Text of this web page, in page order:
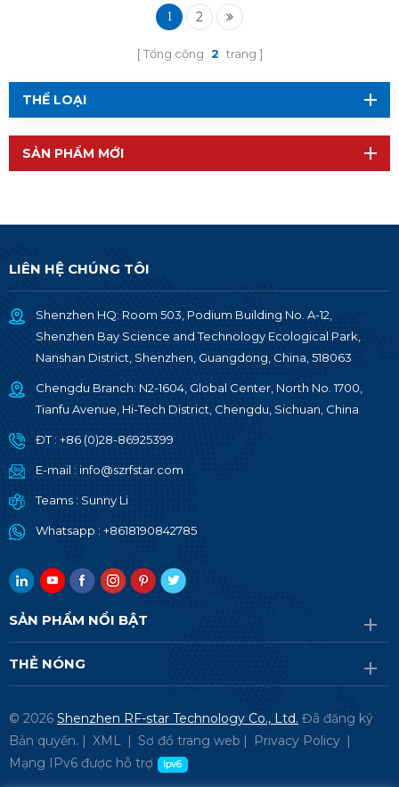
ND08 của Bắc Âu
1 2
Tổng cộng 2 trang
THỂ LOẠI
SẢN PHẨM MỚI
LIÊN HỆ CHÚNG TÔI
Shenzhen HQ: Room 503, Podium Building No. A-12,
Shenzhen Bay Science and Technology Ecological Park,
Nanshan District, Shenzhen, Guangdong, China, 518063
Chengdu Branch: N2-1604, Global Center, North No. 1700,
Tianfu Avenue, Hi-Tech District, Chengdu, Sichuan, China
ĐT : +86 (0)28-86925399
E-mail : info@szrfstar.com
Teams : Sunny Li
Whatsapp : +8618190842785
SẢN PHẨM NỔI BẬT
THẺ NÓNG
© 2026 Shenzhen RF-star Technology Co., Ltd. Đã đăng ký
Bản quyền. | XML | Sơ đồ trang web | Privacy Policy |
Mạng IPv6 được hỗ trợ